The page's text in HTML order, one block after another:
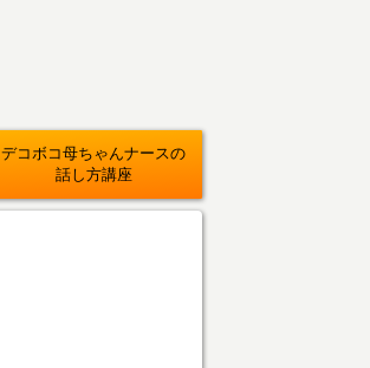
デコボコ母ちゃんナースの
話し方講座